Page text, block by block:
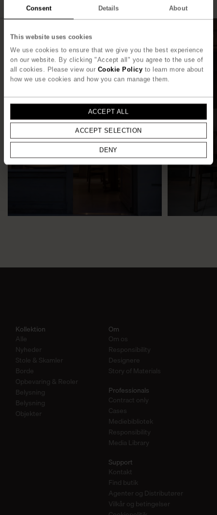
Consent Details About
This website uses cookies
We use cookies to ensure that we give you the best experience
on our website. By clicking "Accept all" you agree to the use of
all cookies. Please view our Cookie Policy to learn more about
how we use cookies and how you can manage them.
ACCEPT ALL
ACCEPT SELECTION
DENY
Kollektion
Alle
Nyheder
Stole & Skamler
Borde
Opbevaring & Reoler
Belysning
Belysning
Objekter
Om
Om os
Responsibility
Designere
Story of Materials
Professionals
Contract only
Cases
Mediebibliotek
Responsibility
Media Library
Support
Kontakt
Find butik
Agenter og Distributører
Vilkår og betingelser